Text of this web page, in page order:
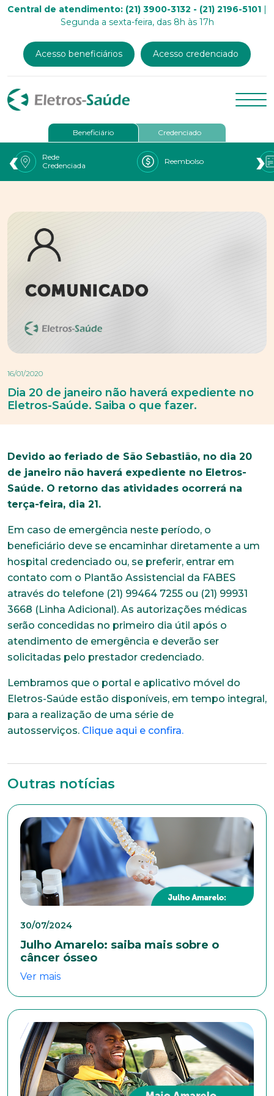
Central de atendimento: (21) 3900-3132 - (21) 2196-5101 |
Segunda a sexta-feira, das 8h às 17h
Acesso beneficiários Acesso credenciado
Beneficiário Credenciado
Rede
Credenciada
Reembolso
‹ ›
16/01/2020
Dia 20 de janeiro não haverá expediente no
Eletros-Saúde. Saiba o que fazer.
Devido ao feriado de São Sebastião, no dia 20
de janeiro não haverá expediente no Eletros-
Saúde. O retorno das atividades ocorrerá na
terça-feira, dia 21.
Em caso de emergência neste período, o
beneficiário deve se encaminhar diretamente a um
hospital credenciado ou, se preferir, entrar em
contato com o Plantão Assistencial da FABES
através do telefone (21) 99464 7255 ou (21) 99931
3668 (Linha Adicional). As autorizações médicas
serão concedidas no primeiro dia útil após o
atendimento de emergência e deverão ser
solicitadas pelo prestador credenciado.
Lembramos que o portal e aplicativo móvel do
Eletros-Saúde estão disponíveis, em tempo integral,
para a realização de uma série de
autosserviços. Clique aqui e confira.
Outras notícias
30/07/2024
Julho Amarelo: saiba mais sobre o
câncer ósseo
Ver mais
Faça parte de uma instituição sólida, ética e
colaboradores. Preencha todos os dados abaixo e
anexe seu currículo.
*Campos obrigatórios